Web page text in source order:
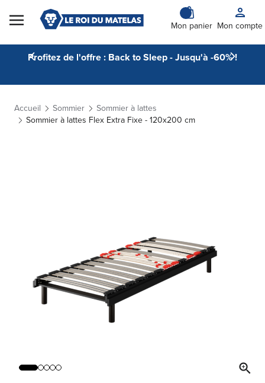
Skip to Content
Mon panier Mon compte
Profitez de l'offre : Back to Sleep - Jusqu'à -60% !
Accueil Sommier
Sommier à lattes
Sommier à lattes Flex Extra Fixe - 120x200 cm